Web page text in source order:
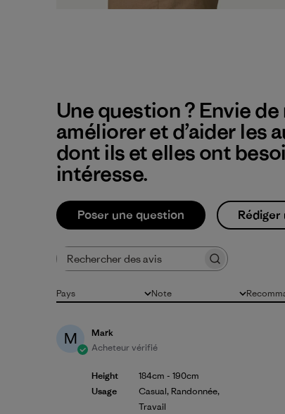
Une question ? Envie
améliorer et d’aider les
dont ils et elles ont
intéresse.
Poser une question Rédiger
Rechercher des avis
Note
Toutes les évaluations
Pays
Tous Tous
M
Mark
Acheteur vérifié
Height
Usage
184cm - 190cm
Casual, Randonnée,
Travail